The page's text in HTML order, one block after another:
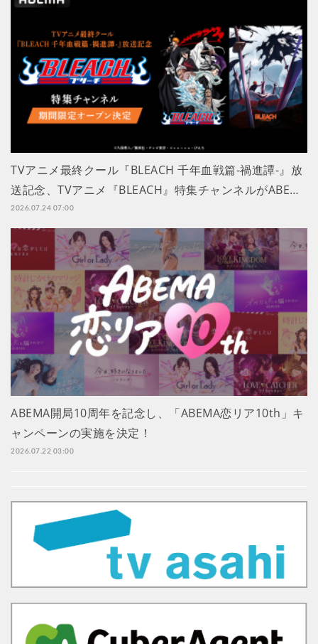
TVアニメ最終クール『BLEACH 千年血戦篇-禍進譚-』放
送記念、TVアニメ『BLEACH』特集チャンネルがABE…
2026.07.24 07:00
ABEMA開局10周年を記念し、「ABEMA恋リア10th」キ
ャンペーンの実施を決定！
2026.07.22 03:00